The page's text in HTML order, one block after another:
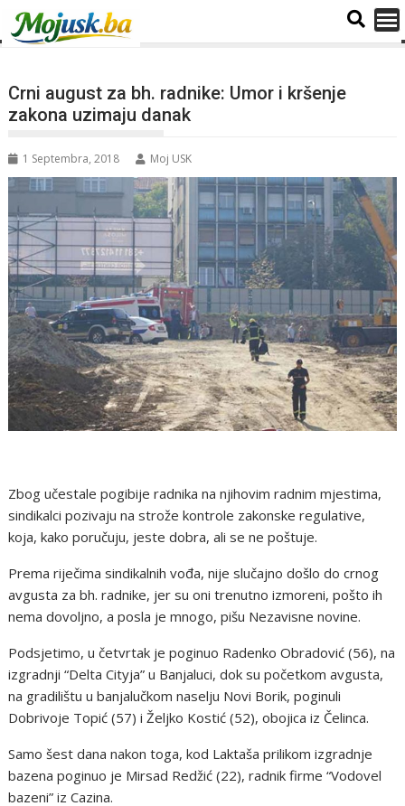
Crni august za bh. radnike: Umor i kršenje
zakona uzimaju danak
1 Septembra, 2018 Moj USK
Zbog učestale pogibije radnika na njihovim radnim mjestima,
sindikalci pozivaju na strože kontrole zakonske regulative,
koja, kako poručuju, jeste dobra, ali se ne poštuje.
Prema riječima sindikalnih vođa, nije slučajno došlo do crnog
avgusta za bh. radnike, jer su oni trenutno izmoreni, pošto ih
nema dovoljno, a posla je mnogo, pišu Nezavisne novine.
Podsjetimo, u četvrtak je poginuo Radenko Obradović (56), na
izgradnji “Delta Cityja” u Banjaluci, dok su početkom avgusta,
na gradilištu u banjalučkom naselju Novi Borik, poginuli
Dobrivoje Topić (57) i Željko Kostić (52), obojica iz Čelinca.
Samo šest dana nakon toga, kod Laktaša prilikom izgradnje
bazena poginuo je Mirsad Redžić (22), radnik firme “Vodovel
bazeni” iz Cazina.